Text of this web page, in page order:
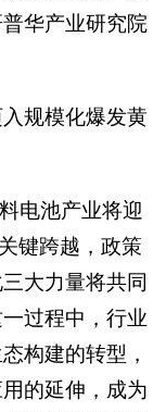
华产业研究院
规模化爆发黄
电池产业将迎
键跨越，政策
大力量将共同
过程中，行业
构建的转型，
的延伸，成为